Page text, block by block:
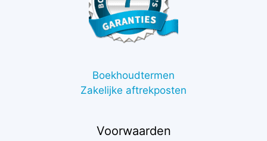
Boekhoudtermen
Zakelijke aftrekposten
Voorwaarden